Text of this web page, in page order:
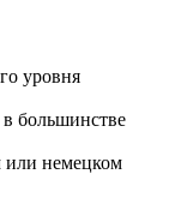
уровня
в большинстве
или немецком